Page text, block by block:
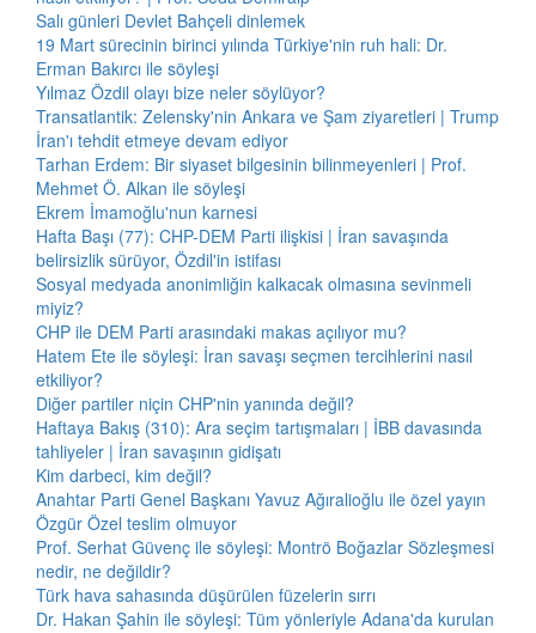
Salı günleri Devlet Bahçeli dinlemek
19 Mart sürecinin birinci yılında Türkiye'nin ruh hali: Dr.
Erman Bakırcı ile söyleşi
Yılmaz Özdil olayı bize neler söylüyor?
Transatlantik: Zelensky'nin Ankara ve Şam ziyaretleri | Trump
İran'ı tehdit etmeye devam ediyor
Tarhan Erdem: Bir siyaset bilgesinin bilinmeyenleri | Prof.
Mehmet Ö. Alkan ile söyleşi
Ekrem İmamoğlu'nun karnesi
Hafta Başı (77): CHP-DEM Parti ilişkisi | İran savaşında
belirsizlik sürüyor, Özdil'in istifası
Sosyal medyada anonimliğin kalkacak olmasına sevinmeli
miyiz?
CHP ile DEM Parti arasındaki makas açılıyor mu?
Hatem Ete ile söyleşi: İran savaşı seçmen tercihlerini nasıl
etkiliyor?
Diğer partiler niçin CHP'nin yanında değil?
Haftaya Bakış (310): Ara seçim tartışmaları | İBB davasında
tahliyeler | İran savaşının gidişatı
Kim darbeci, kim değil?
Anahtar Parti Genel Başkanı Yavuz Ağıralioğlu ile özel yayın
Özgür Özel teslim olmuyor
Prof. Serhat Güvenç ile söyleşi: Montrö Boğazlar Sözleşmesi
nedir, ne değildir?
Türk hava sahasında düşürülen füzelerin sırrı
Dr. Hakan Şahin ile söyleşi: Tüm yönleriyle Adana'da kurulan